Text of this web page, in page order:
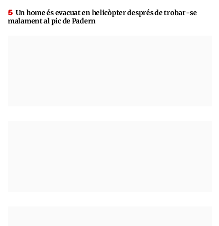
Un home és evacuat en helicòpter després de trobar-se
malament al pic de Padern